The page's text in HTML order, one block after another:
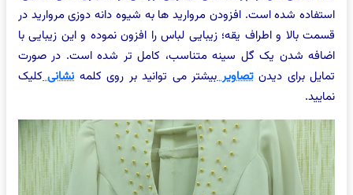
استفاده شده است. افزودن مروارید ها به شیوه دانه دوزی مروارید در
قسمت بالا و اطراف یقه؛ زیبایی لباس را افزون نموده و این زیبایی با
اضافه شدن یک گل سینه متناسب، کامل تر شده است. در صورت
تمایل برای دیدنتصاویر بیشتر می توانید بر روی کلمه نشانی کلیک
نمایید.